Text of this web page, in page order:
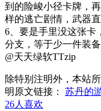
到的险峻小径卡牌，
样的逃亡剧情，武器直
6、要是手里没这张卡
分支，等于少一件装
@天天绿软TTzip
除特别注明外，本站
明原文链接： 苏丹的
26人喜欢